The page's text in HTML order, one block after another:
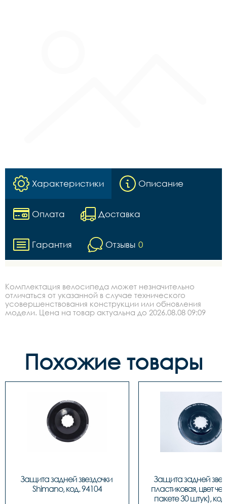
Характеристики Описание
Оплата Доставка
Гарантия Отзывы 0
Комплектация велосипеда может незначительно
отличаться от указанной в случае технического
усовершенствования конструкции или обновления
модели. Цена на товар актуальна до 2026.08.08 09:09
Похожие товары
Защита задней звездочки
Shimano, код. 94104
Защита задней
пластиковая, цвет
пакете 30 штук),